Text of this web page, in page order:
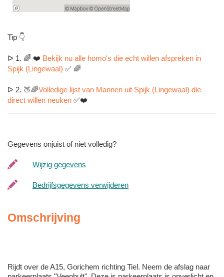
Tip 👇
ᐅ 1. 🌈 ❤️ Bekijk nu alle homo's die echt willen afspreken in
Spijk (Lingewaal) ✅ 🌈
ᐅ 2. 🍑🌈Volledige lijst van Mannen uit Spijk (Lingewaal) die
direct willen neuken ✅❤️
Gegevens onjuist of niet volledig?
Wijzig gegevens
Bedrijfsgegevens verwijderen
Omschrijving
Rijdt over de A15, Gorichem richting Tiel. Neem de afslag naar